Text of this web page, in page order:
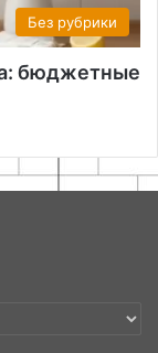
Без рубрики
бюджетные